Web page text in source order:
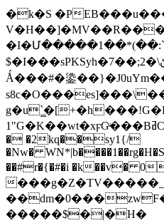
�k�S �P
�I�Մ�����1��*(��:`6#
$�I���s PKSyh�7��;2�\ڻ�`�p�_�d�ƾދ��n<��Z�kw򱽀,)h���њE9�>��do�(vu!
Ǻ���#�鍌
1"G�K��wt�xϝGͮ���BߥCt���W�:=��B=�7������n����%��DP��j������B���@��W�<jL���
� �2kq��sy1{/
�Nw�
��#r�{�#�i �k��v� 0
�����$�|�H�